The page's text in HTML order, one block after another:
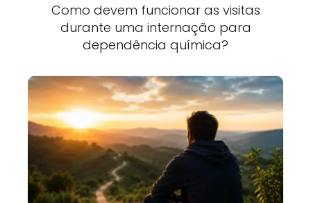
Como devem funcionar as visitas
durante uma internação para
dependência química?